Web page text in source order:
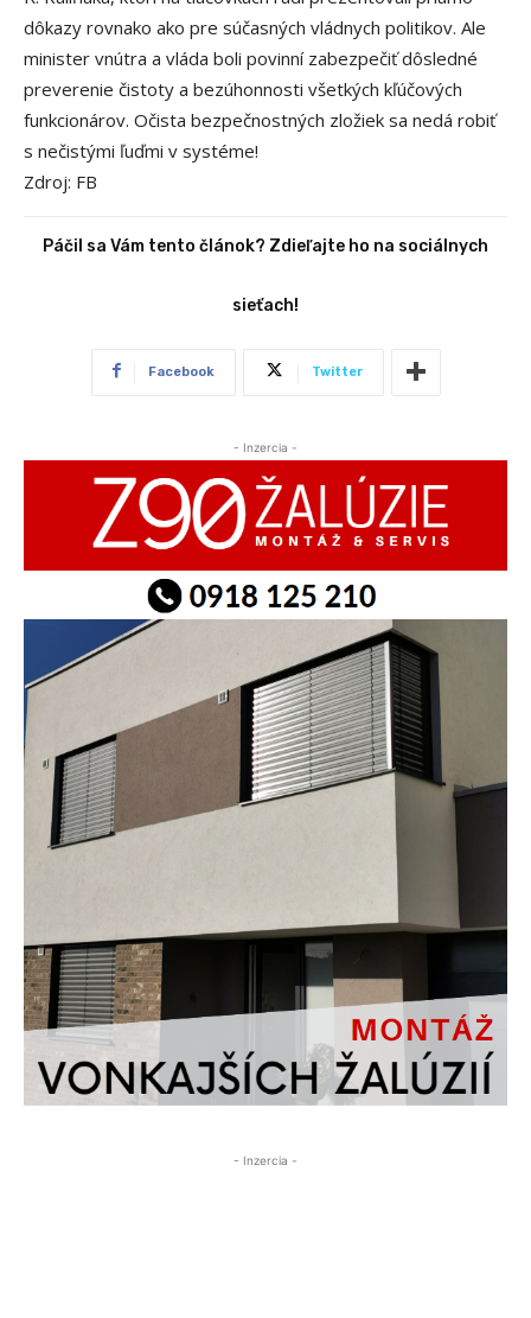
dôkazy rovnako ako pre súčasných vládnych politikov. Ale
minister vnútra a vláda boli povinní zabezpečiť dôsledné
preverenie čistoty a bezúhonnosti všetkých kľúčových
funkcionárov. Očista bezpečnostných zložiek sa nedá robiť
s nečistými ľuďmi v systéme!
Zdroj: FB
Páčil sa Vám tento článok? Zdieľajte ho na sociálnych
sieťach!
Facebook Twitter
- Inzercia -
- Inzercia -